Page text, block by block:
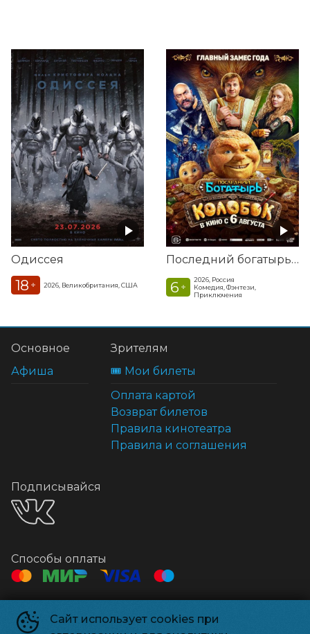
Одиссея
18 + 2026, Великобритания, США
Последний богатырь. Колобок
6 +
2026, Россия
Комедия, Фэнтези,
Приключения
Сайт использует cookies при
Основное
Афиша
Зрителям
🎟️ Мои билеты
Оплата картой
Возврат билетов
Правила кинотеатра
Правила и соглашения
Подписывайся
Способы оплаты
Контакты
Касса
+7 495 500-91-78